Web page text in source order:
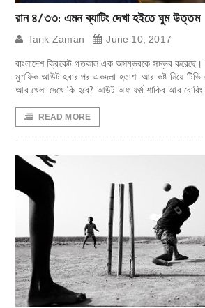
রান ৪/৩৩: এমন ব্যাটিং দেখা হইতে ঘুম উত্তম
Tarik Zaman June 10, 2017
বাংলাদেশ ক্রিকেট গতকাল এক অসম্ভবকে সম্ভব করেছে।
মুশফিক আউট হবার পর একদলা হতাশা আর কষ্ট নিয়ে
আর খেলা দেখে কি হবে? আউট অফ ফর্ম শাকিব আর বোরিং
READ MORE